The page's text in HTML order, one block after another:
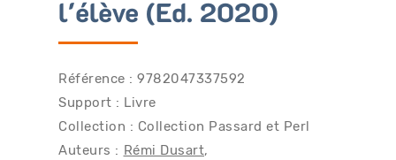
l'élève (Ed. 2020)
Référence : 9782047337592
Support : Livre
Collection : Collection Passard et Perl
Auteurs : Rémi Dusart